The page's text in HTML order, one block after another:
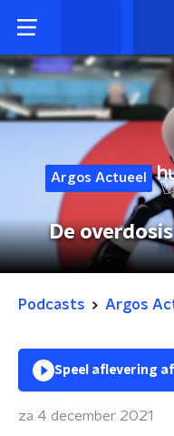
Argos Actueel
De
Podcasts Argos
Speel aflevering af
za 4 december 2021